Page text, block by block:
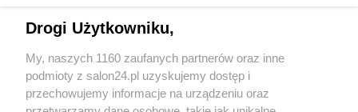
Sport
Społeczeństwo
Drogi Użytkowniku,
My, naszych 1160 zaufanych partnerów oraz inne
podmioty z salon24.pl uzyskujemy dostęp i
przechowujemy informacje na urządzeniu oraz